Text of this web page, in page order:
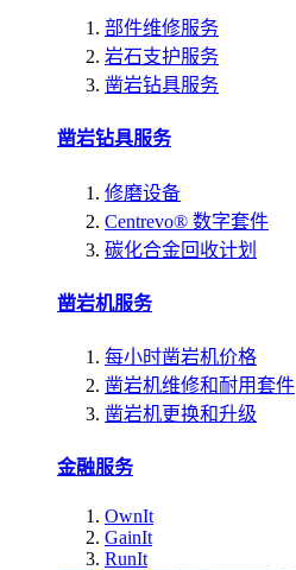
部件维修服务
岩石支护服务
凿岩钻具服务
凿岩钻具服务
修磨设备
Centrevo® 数字套件
碳化合金回收计划
凿岩机服务
每小时凿岩机价格
凿岩机维修和耐用套件
凿岩机更换和升级
金融服务
OwnIt
GainIt
RunIt